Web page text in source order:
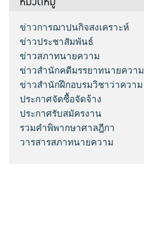
ข่าวการฌาปนกิจสงเคราะห์
ข่าวประชาสัมพันธ์
ข่าวสภาทนายความ
ข่าวสำนักคดีมรรยาทนายความ
ข่าวสำนักฝึกอบรมวิชาว่าความ
ประกาศจัดซื้อจัดจ้าง
ประกาศรับสมัครงาน
รวมคำพิพากษาศาลฎีกา
วารสารสภาทนายความ